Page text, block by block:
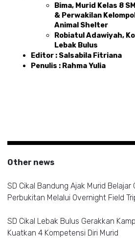
Bima, Murid Kelas 8
& Perwakilan
Animal Shelter
Robiatul Adawiyah,
Lebak Bulus
Editor : Salsabila Fitriana
Penulis : Rahma Yulia
Other news
SD Cikal Bandung Ajak Murid Belajar
Perbukitan Melalui Overnight Field
SD Cikal Lebak Bulus Gerakkan
Kuatkan 4 Kompetensi Diri Murid